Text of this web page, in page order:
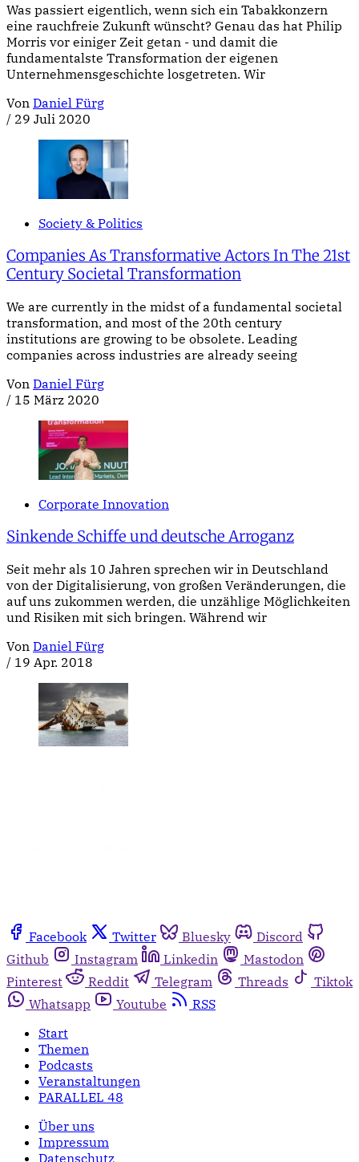
Was passiert eigentlich, wenn sich ein Tabakkonzern
eine rauchfreie Zukunft wünscht? Genau das hat Philip
Morris vor einiger Zeit getan - und damit die
fundamentalste Transformation der eigenen
Unternehmensgeschichte losgetreten. Wir
Von Daniel Fürg
/ 29 Juli 2020
Society & Politics
Companies As Transformative Actors In The 21st
Century Societal Transformation
We are currently in the midst of a fundamental societal
transformation, and most of the 20th century
institutions are growing to be obsolete. Leading
companies across industries are already seeing
Von Daniel Fürg
/ 15 März 2020
Corporate Innovation
Sinkende Schiffe und deutsche Arroganz
Seit mehr als 10 Jahren sprechen wir in Deutschland
von der Digitalisierung, von großen Veränderungen, die
auf uns zukommen werden, die unzählige Möglichkeiten
und Risiken mit sich bringen. Während wir
Von Daniel Fürg
/ 19 Apr. 2018
Facebook Twitter Bluesky
Discord
Github
Instagram Linkedin
Mastodon
Pinterest
Reddit Telegram Threads
Tiktok
Whatsapp
Youtube
RSS
Start
Themen
Podcasts
Veranstaltungen
PARALLEL 48
Über uns
Impressum
Datenschutz